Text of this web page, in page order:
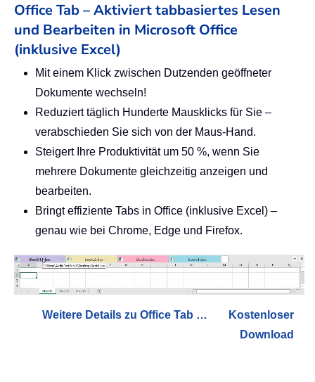
Office Tab – Aktiviert tabbasiertes Lesen
und Bearbeiten in Microsoft Office
(inklusive Excel)
Mit einem Klick zwischen Dutzenden geöffneter
Dokumente wechseln!
Reduziert täglich Hunderte Mausklicks für Sie –
verabschieden Sie sich von der Maus-Hand.
Steigert Ihre Produktivität um 50 %, wenn Sie
mehrere Dokumente gleichzeitig anzeigen und
bearbeiten.
Bringt effiziente Tabs in Office (inklusive Excel) –
genau wie bei Chrome, Edge und Firefox.
Weitere Details zu Office Tab …
Kostenloser
Download